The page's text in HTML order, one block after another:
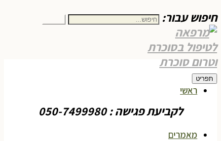
חיפוש עבור:
תפריט
לקביעת פגישה : 050-7499980
ראשי
מאמרים